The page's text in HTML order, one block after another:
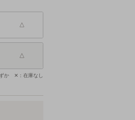
△
△
か ✕：在庫なし